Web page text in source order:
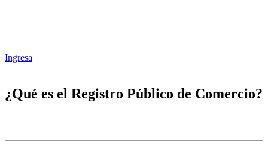
Ingresa
¿Qué es el Registro Público de Comercio?